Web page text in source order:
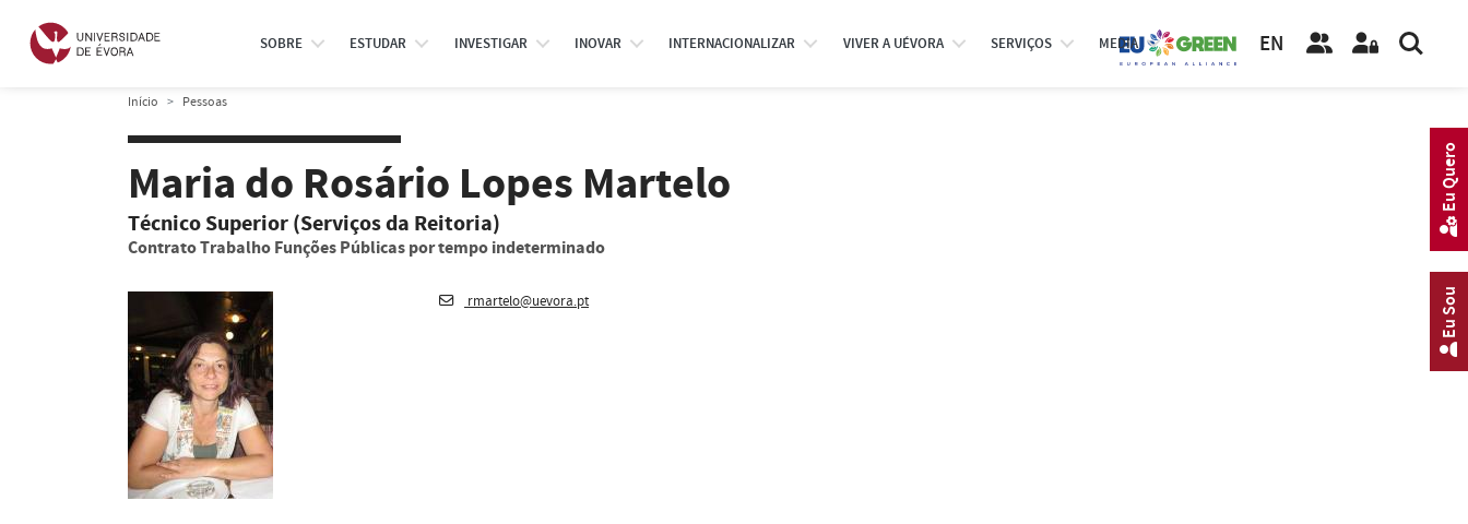
SOBRE ESTUDAR INVESTIGAR INOVAR INTERNACIONALIZAR VIVER A UÉVORA SERVIÇOS MEDIA EN
Início Pessoas
Maria do Rosário Lopes Martelo
Técnico Superior (Serviços da Reitoria)
Contrato Trabalho Funções Públicas por tempo indeterminado
rmartelo@uevora.pt Eu Sou
Eu Quero